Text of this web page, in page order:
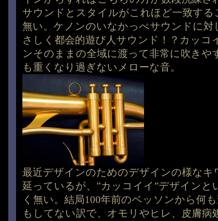
サウンドとスタイルがこれほど一致する
無い。ケノンのいなかっぺサウンドに対
さしく都会的遊び人サウンド！？カッコ
ンそのままの全域に渡って非常に吹きや
も重くなり過ぎないメローな音。
最近デザインのためのデザインの様なキ
延っているが、”カッコイイ”デザインと
く無い。結局100年前のベッソンから何
もしてない訳で、オモリやヒレ、皮膚病